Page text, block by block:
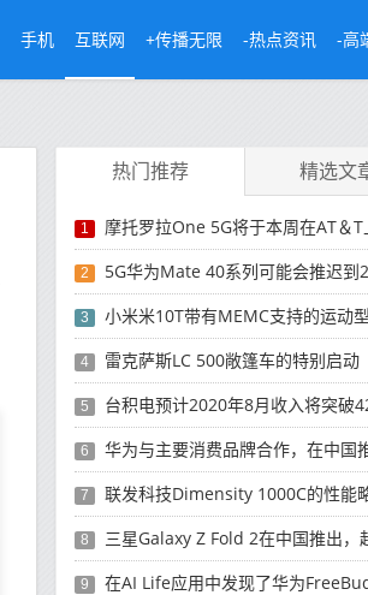
手机 互联网 +传播无限 -热点资讯 -高
热门推荐 精选文
1 摩托罗拉One 5G将于本周在AT＆T
2 5G华为Mate 40系列可能会推迟到
3 小米米10T带有MEMC支持的运动型LCD
4 雷克萨斯LC 500敞篷车的特别启动
5 台积电预计2020年8月收入将突破42亿美元，创历
6 华为与主要消费品牌合作，在中国推出采用HarmonyOS 2.0的智能家
7 联发科技Dimensity 1000C的性能略高于Snapdragon
8 三星Galaxy Z Fold 2在中国推出，起价为
9 在AI Life应用中发现了华为FreeBuds